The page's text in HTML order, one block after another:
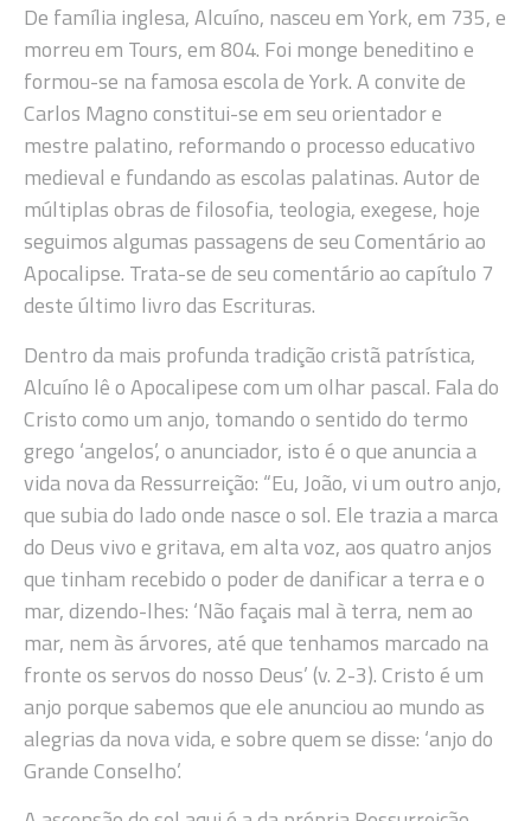
De família inglesa, Alcuíno, nasceu em York, em 735, e
morreu em Tours, em 804. Foi monge beneditino e
formou-se na famosa escola de York. A convite de
Carlos Magno constitui-se em seu orientador e
mestre palatino, reformando o processo educativo
medieval e fundando as escolas palatinas. Autor de
múltiplas obras de filosofia, teologia, exegese, hoje
seguimos algumas passagens de seu Comentário ao
Apocalipse. Trata-se de seu comentário ao capítulo 7
deste último livro das Escrituras.
Dentro da mais profunda tradição cristã patrística,
Alcuíno lê o Apocalipese com um olhar pascal. Fala do
Cristo como um anjo, tomando o sentido do termo
grego ‘angelos’, o anunciador, isto é o que anuncia a
vida nova da Ressurreição: “Eu, João, vi um outro anjo,
que subia do lado onde nasce o sol. Ele trazia a marca
do Deus vivo e gritava, em alta voz, aos quatro anjos
que tinham recebido o poder de danificar a terra e o
mar, dizendo-lhes: ‘Não façais mal à terra, nem ao
mar, nem às árvores, até que tenhamos marcado na
fronte os servos do nosso Deus’ (v. 2-3). Cristo é um
anjo porque sabemos que ele anunciou ao mundo as
alegrias da nova vida, e sobre quem se disse: ‘anjo do
Grande Conselho’.